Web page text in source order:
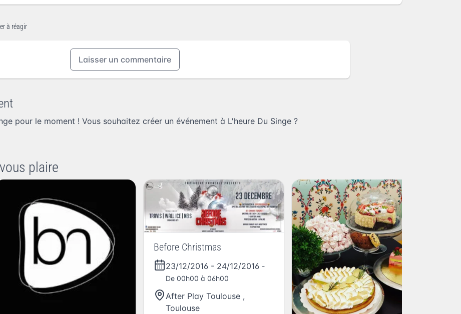
à réagir
Laisser un commentaire
pour le moment ! Vous souhaitez créer un événement à L'heure Du Singe ?
plaire
Before Christmas
23/12/2016 - 24/12/2016 -
De 00h00 à 06h00
After Play Toulouse ,
Toulouse